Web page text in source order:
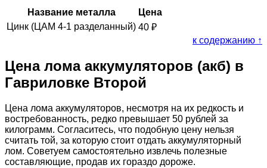
Название металла
Цена
Цинк (ЦАМ 4-1 разделанный) 40 ₽
к содержанию ↑
Цена лома аккумуляторов (акб) в
Гавриловке Второй
Цена лома аккумуляторов, несмотря на их редкость и
востребованность, редко превышает 50 рублей за
килограмм. Согласитесь, что подобную цену нельзя
считать той, за которую стоит отдать аккумуляторный
лом. Советуем самостоятельно извлечь полезные
составляющие, продав их гораздо дороже.